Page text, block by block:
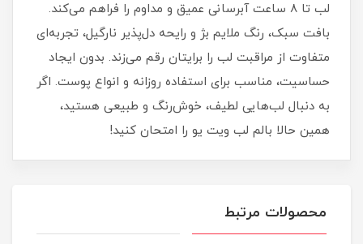
لب تا ۸ ساعت آبرسانی عمیق و مداوم را فراهم می‌کند.
بافت سبک، رنگ ملایم بژ و رایحه دل‌پذیر نارگیل، تجربه‌ای
متفاوت از مراقبت لب را برایتان رقم می‌زند. بدون ایجاد
حساسیت، مناسب برای استفاده روزانه و انواع پوست. اگر
به‌ دنبال لب‌هایی لطیف، خوش‌رنگ و طبیعی هستید،
همین حالا بالم لب ویت یو را امتحان کنید!
محصولات مرتبط